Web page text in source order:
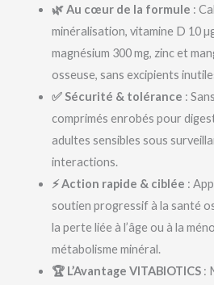
🌿 Au cœur de la formule :
minéralisation, vitamine D 10
magnésium 300 mg, zinc et
osseuse, sans excipients
✅ Sécurité & tolérance :
comprimés enrobés pour
adultes sensibles sous
interactions.
⚡ Action rapide & ciblée :
soutien progressif à la santé
la perte liée à l’âge ou à la
métabolisme minéral.
🏆 L’Avantage VITABIOTICS: